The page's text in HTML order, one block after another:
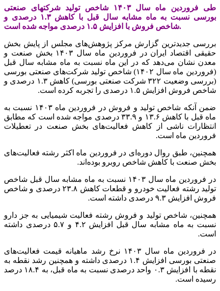
طی فروردین ماه سال ۱۴۰۳ شاخص تولید شرکتهای صنعتی
بورسی نسبت به ماه مشابه سال قبل با کاهش ۱.۳ درصدی و
شاخص فروش با افزایش ۱.۵ درصدی مواجه شده است.
بررسی جدیدترین گزارش مرکز پژوهش‌های مجلس از پایش بخش
حقیقی اقتصاد ایران در فروردین ماه سال ۱۴۰۳ بخش صنعت و
معدن نشان می‌دهد که در این ماه نسبت به ماه مشابه سال قبل
(فروردین ماه سال ۱۴۰۲) شاخص تولید شرکت‌های صنعتی بورسی
(بررسی وضعیت ۳۲۲ شرکت صنعتی بورسی) کاهش ۱.۳ درصدی و
شاخص فروش افزایش ۱.۵ درصدی را تجربه کرده است.
ضمن آنکه شاخص تولید و فروش در فروردین ماه ۱۴۰۳ نسبت به
ماه قبل با کاهش ۱۳.۶ و ۳۳.۹ درصدی مواجه شده است که مطابق
انتظارات ناشی از کاهش فعالیت‌های بخش صنعت در تعطیلات
فروردین ماه است.
همچنین، طبق روال دوره‌ای در فروردین ماه اکثر رشته فعالیت‌های
بخش صنعت با کاهش شاخص روبرو بوده‌اند.
در فروردین ماه سال ۱۴۰۳ نسبت به ماه مشابه سال قبل شاخص
تولید رشته فعالیت خودرو و قطعات کاهش ۲۳.۸ درصدی و شاخص
فروش افزایش ۹.۳ درصدی داشته است.
همچنین، شاخص تولید و فروش رشته فعالیت شیمیایی به جز دارو
نسبت به ماه مشابه سال قبل افزایش ۴.۲ و ۵.۷ درصدی داشته
است.
در فروردین ماه سال ۱۴۰۳ نرخ رشد ماهیانه قیمت فعالیت‌های
صنعتی بورسی افزایش ۱.۴ درصدی داشته و همچنین رشد نقطه به
نقطه با افزایش ۰.۳ واحد درصدی نسبت به ماه قبل، به ۱۸.۴ درصد
رسیده است.